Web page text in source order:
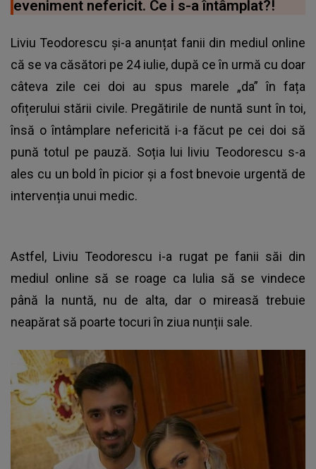
eveniment nefericit. Ce i s-a întâmplat?!
Liviu Teodorescu și-a anunțat fanii din mediul online
că se va căsători pe 24 iulie, după ce în urmă cu doar
câteva zile cei doi au spus marele „da” în fața
ofițerului stării civile. Pregătirile de nuntă sunt în toi,
însă o întâmplare nefericită i-a făcut pe cei doi să
pună totul pe pauză. Soția lui liviu Teodorescu s-a
ales cu un bold în picior și a fost bnevoie urgentă de
intervenția unui medic.
Astfel, Liviu Teodorescu i-a rugat pe fanii săi din
mediul online să se roage ca Iulia să se vindece
până la nuntă, nu de alta, dar o mireasă trebuie
neapărat să poarte tocuri în ziua nunții sale.